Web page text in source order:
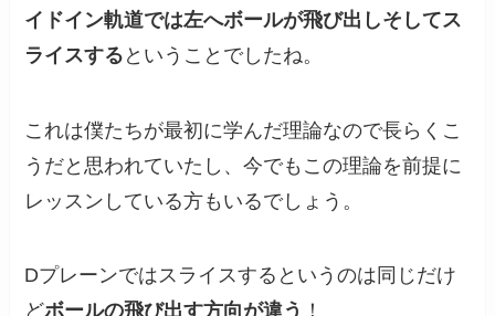
イドイン軌道では左へボールが飛び出しそしてス
ライスする ということでしたね。
これは僕たちが最初に学んだ理論なので長らくこ
うだと思われていたし、今でもこの理論を前提に
レッスンしている方もいるでしょう。
Dプレーンではスライスするというのは同じだけ
どボールの飛び出す方向が違う ！